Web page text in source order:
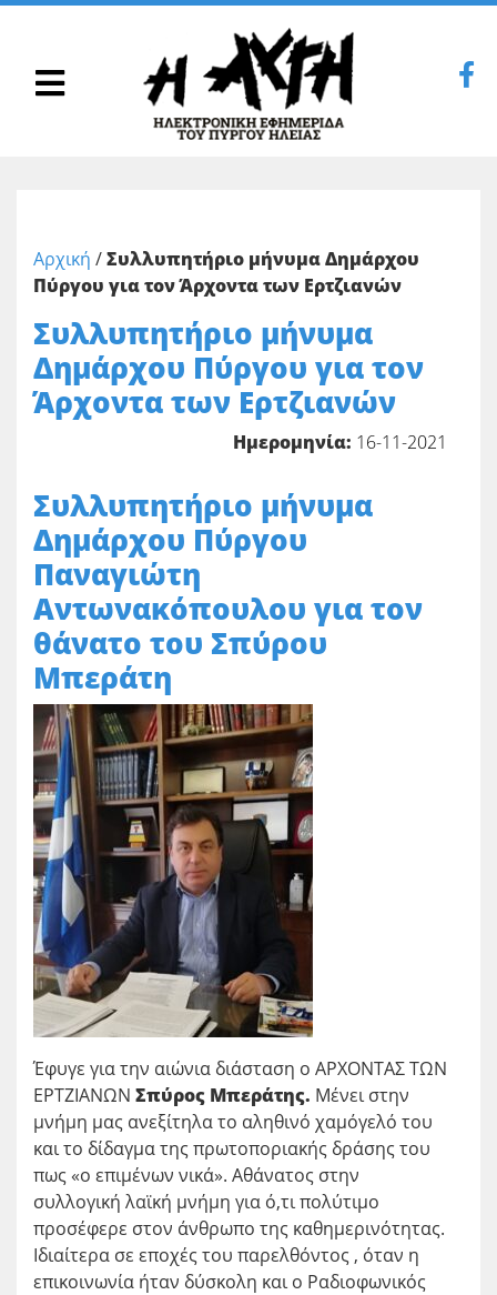
Αρχική /Συλλυπητήριο μήνυμα Δημάρχου
Πύργου για τον Άρχοντα των Ερτζιανών
Συλλυπητήριο μήνυμα
Δημάρχου Πύργου για τον
Άρχοντα των Ερτζιανών
Ημερομηνία: 16-11-2021
Συλλυπητήριο μήνυμα
Δημάρχου Πύργου
Παναγιώτη
Αντωνακόπουλου για τον
θάνατο του Σπύρου
Μπεράτη
Έφυγε για την αιώνια διάσταση ο ΑΡΧΟΝΤΑΣ ΤΩΝ
ΕΡΤΖΙΑΝΩΝ Σπύρος Μπεράτης. Μένει στην
μνήμη μας ανεξίτηλα το αληθινό χαμόγελό του
και το δίδαγμα της πρωτοποριακής δράσης του
πως «ο επιμένων νικά». Αθάνατος στην
συλλογική λαϊκή μνήμη για ό,τι πολύτιμο
προσέφερε στον άνθρωπο της καθημερινότητας.
Ιδιαίτερα σε εποχές του παρελθόντος , όταν η
επικοινωνία ήταν δύσκολη και ο Ραδιοφωνικός